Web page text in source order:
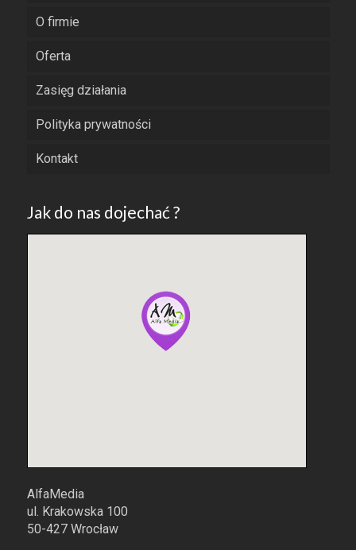
O firmie
Oferta
Zasięg działania
Polityka prywatności
Kontakt
Jak do nas dojechać ?
AlfaMedia
ul. Krakowska 100
50-427 Wrocław